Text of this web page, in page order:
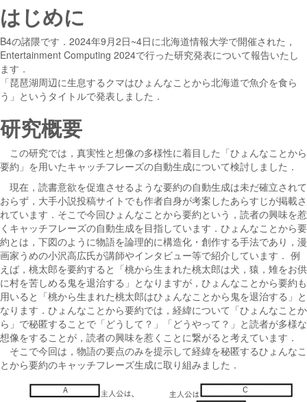
はじめに
B4の諸隈です．2024年9月2日~4日に北海道情報大学で開催された，
Entertainment Computing 2024で行った研究発表について報告いたし
ます．
「琵琶湖周辺に生息するクマはひょんなことから北海道で魚介を食ら
う」というタイトルで発表しました．
研究概要
この研究では，真実性と想像の多様性に着目した「ひょんなことから
要約」を用いたキャッチフレーズの自動生成について検討しました．
現在，読書意欲を促進させるような要約の自動生成は未だ確立されて
おらず，大手小説投稿サイトでも作者自身が考案したあらすじが掲載さ
れています．そこで今回ひょんなことから要約という，読者の興味を惹
くキャッチフレーズの自動生成を目指しています．ひょんなことから要
約とは，下図のように物語を論理的に構造化・創作する手法であり，漫
画家うめの小沢高広氏が講師やインタビュー等で紹介しています． 例
えば，桃太郎を要約すると「桃から生まれた桃太郎は犬，猿，雉をお供
に村を苦しめる鬼を退治する」となりますが，ひょんなことから要約も
用いると「桃から生まれた桃太郎はひょんなことから鬼を退治する」と
なります．ひょんなことから要約では，経緯について「ひょんなことか
ら」で秘匿することで「どうして？」「どうやって？」と読者が多様な
想像をすることが，読者の興味を惹くことに繋がると考えています．
そこで今回は，物語の要点のみを提示して経緯を秘匿するひょんなこ
とから要約のキャッチフレーズ生成に取り組みました．